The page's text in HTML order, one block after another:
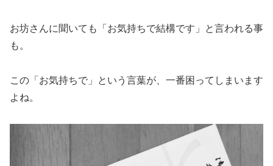
お坊さんに聞いても「お気持ちで結構です」と言われる事
も。
この「お気持ちで」という言葉が、一番困ってしまいます
よね。